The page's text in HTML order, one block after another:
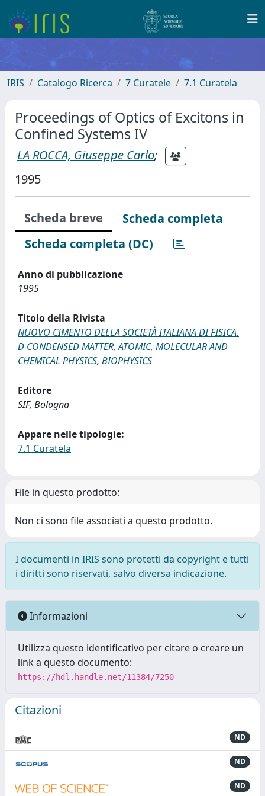
IRIS Catalogo Ricerca 7 Curatele 7.1 Curatela
Proceedings of Optics of Excitons in
Confined Systems IV
LA ROCCA, Giuseppe Carlo;
1995
Scheda breve
Scheda completa
Scheda completa (DC)
Anno di pubblicazione
1995
Titolo della Rivista
NUOVO CIMENTO DELLA SOCIETÀ ITALIANA DI FISICA.
D CONDENSED MATTER, ATOMIC, MOLECULAR AND
CHEMICAL PHYSICS, BIOPHYSICS
Editore
SIF, Bologna
Appare nelle tipologie:
7.1 Curatela
File in questo prodotto:
Non ci sono file associati a questo prodotto.
I documenti in IRIS sono protetti da copyright e tutti
i diritti sono riservati, salvo diversa indicazione.
Informazioni
Utilizza questo identificativo per citare o creare un
link a questo documento:
https://hdl.handle.net/11384/7250
Citazioni
ND
ND
ND